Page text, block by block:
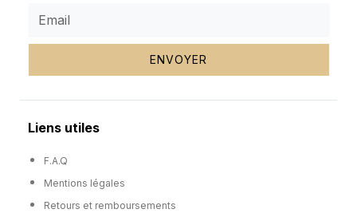
ENVOYER
Liens utiles
F.A.Q
Mentions légales
Retours et remboursements